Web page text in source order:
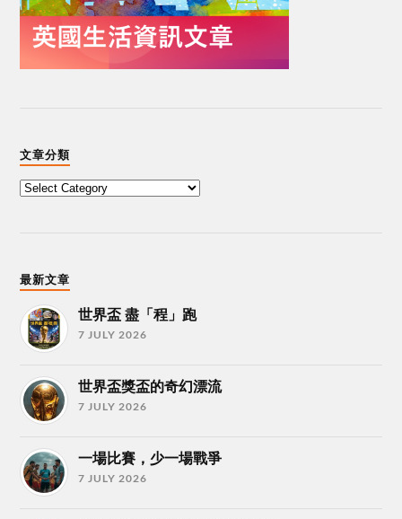
文章分類
最新文章
世界盃 盡「程」跑
7 JULY 2026
世界盃獎盃的奇幻漂流
7 JULY 2026
一場比賽，少一場戰爭
7 JULY 2026